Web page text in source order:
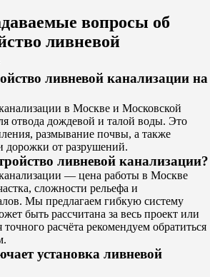
вопросы об
ливневой
ливневой канализации на
в Москве и Московской
отвода дождевой и талой воды. Это
размывание почвы, а также
дорожки от разрушений.
ливневой канализации?
— цена работы в Москве
сложности рельефа и
Мы предлагаем гибкую систему
быть рассчитана за весь проект или
расчёта рекомендуем обратиться
установка ливневой